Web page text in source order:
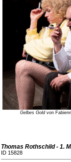
Gelbes Goldvon
Thomas Rothschild - 1.
ID 15828